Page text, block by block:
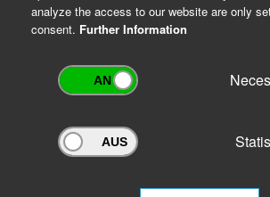
Archivportal Thüringen
analyze the access to our website are only
consent. Further Information